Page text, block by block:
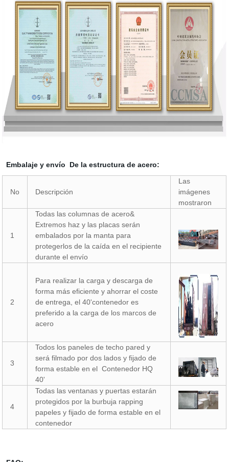
Embalaje y envío De la estructura de acero:
No Descripción
Las
imágenes
mostraron
1
Todas las columnas de acero&
Extremos haz y las placas serán
embalados por la manta para
protegerlos de la caída en el recipiente
durante el envío
2
Para realizar la carga y descarga de
forma más eficiente y ahorrar el coste
de entrega, el 40'contenedor es
preferido a la carga de los marcos de
acero
3
Todos los paneles de techo pared y
será filmado por dos lados y fijado de
forma estable en el Contenedor HQ
40'
4
Todas las ventanas y puertas estarán
protegidos por la burbuja rapping
papeles y fijado de forma estable en el
contenedor